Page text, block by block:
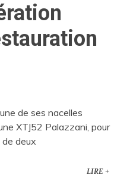
de ses nacelles
XTJ52 Palazzani, pour
deux
LIRE +